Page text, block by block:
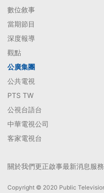
數位敘事
當期節目
深度報導
觀點
公廣集團
公共電視
PTS TW
公視台語台
中華電視公司
客家電視台
關於我們更正啟事最新消息服
Copyright © 2020 Public